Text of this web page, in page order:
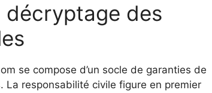
décryptage des
se compose d’un socle de garanties de
La responsabilité civile figure en premier